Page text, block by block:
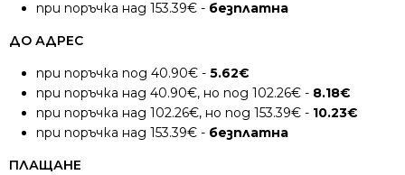
при поръчка над 153.39€ - безплатна
ДО АДРЕС
при поръчка под 40.90€ - 5.62€
при поръчка над 40.90€, но под 102.26€ - 8.18€
при поръчка над 102.26€, но под 153.39€ - 10.23€
при поръчка над 153.39€ - безплатна
ПЛАЩАНЕ